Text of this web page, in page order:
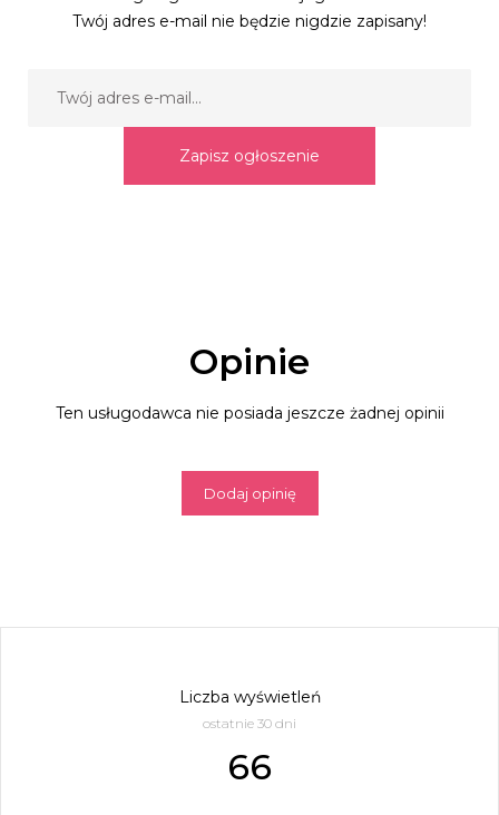
Twój adres e-mail nie będzie nigdzie zapisany!
Zapisz ogłoszenie
Opinie
Ten usługodawca nie posiada jeszcze żadnej opinii
Dodaj opinię
Liczba wyświetleń
ostatnie 30 dni
66